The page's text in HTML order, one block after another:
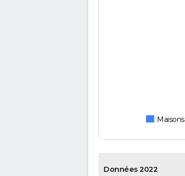
Maisons
Données 2022